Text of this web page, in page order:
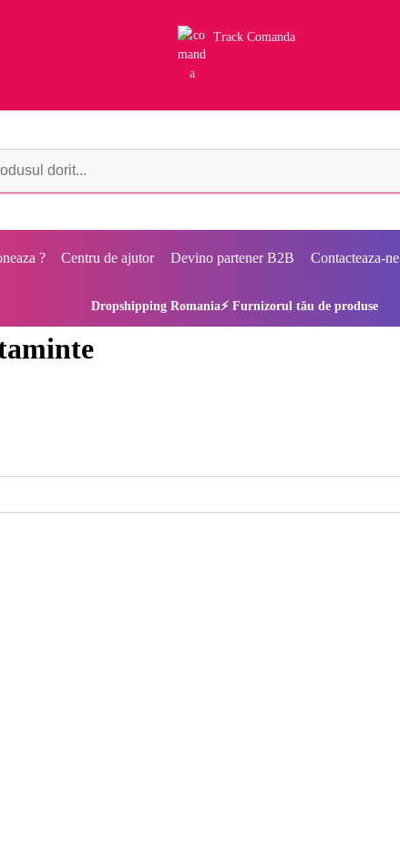
Track Comanda
? Centru de ajutor Devino partener B2B Contacteaza-ne
Dropshipping Romania⚡ Furnizorul tău de produse